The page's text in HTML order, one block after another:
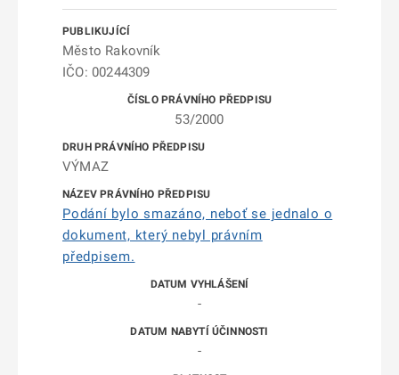
Město Rakovník
IČO: 00244309
53/2000
VÝMAZ
Podání bylo smazáno, neboť se jednalo o
dokument, který nebyl právním
předpisem.
-
-